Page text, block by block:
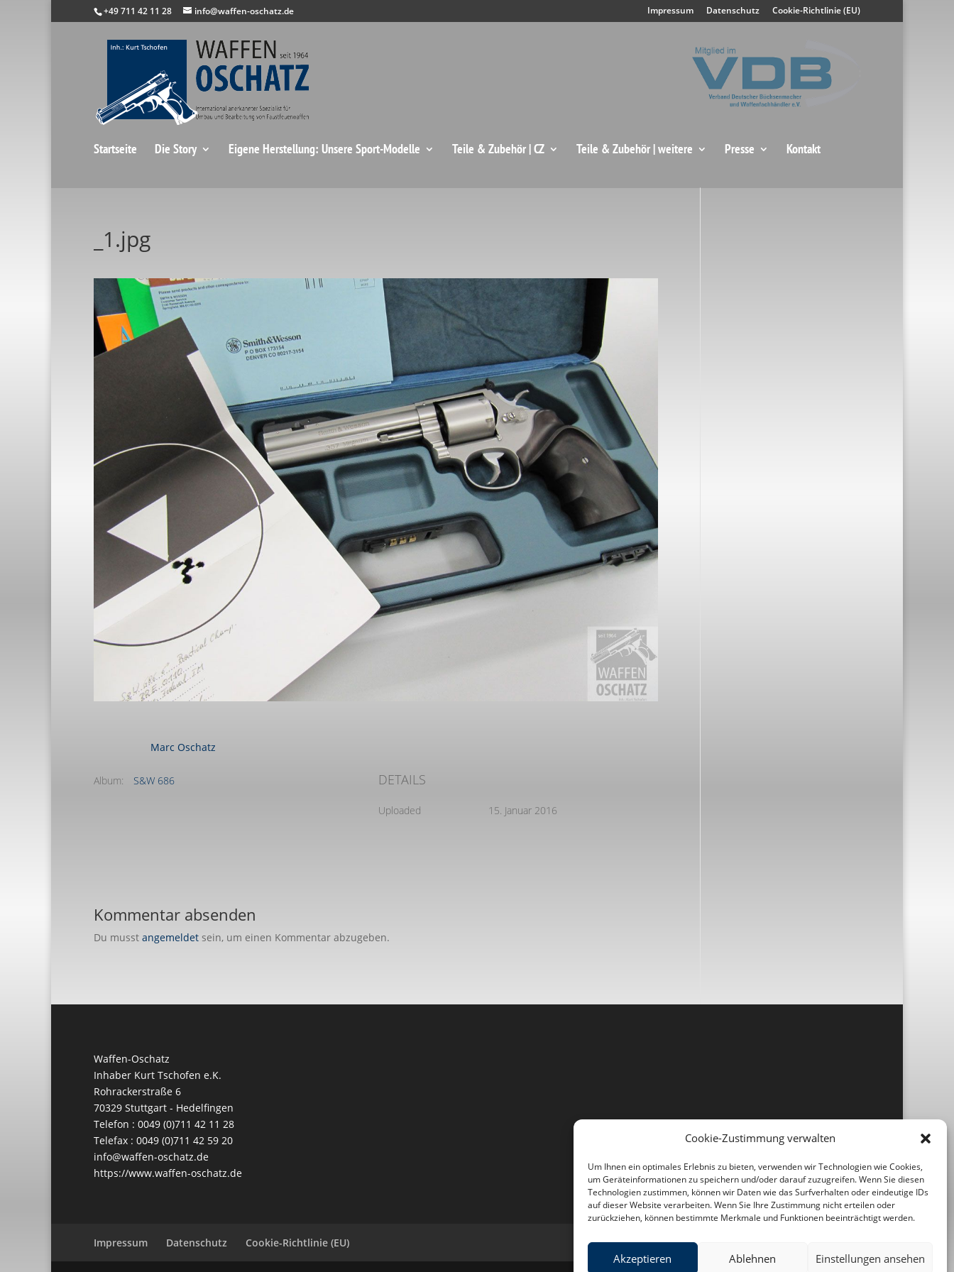
Cookie-Zustimmung verwalten
Um Ihnen ein optimales Erlebnis zu bieten, verwenden wir Technologien wie Cookies,
um Geräteinformationen zu speichern und/oder darauf zuzugreifen. Wenn Sie diesen
Technologien zustimmen, können wir Daten wie das Surfverhalten oder eindeutige IDs
auf dieser Website verarbeiten. Wenn Sie Ihre Zustimmung nicht erteilen oder
zurückziehen, können bestimmte Merkmale und Funktionen beeinträchtigt werden.
Akzeptieren Ablehnen Einstellungen ansehen
+49 711 42 11 28 info@waffen-oschatz.de Impressum Datenschutz Cookie-Richtlinie (EU)
Startseite Die Story Eigene Herstellung: Unsere Sport-Modelle Teile & Zubehör | CZ Teile & Zubehör | weitere Presse Kontakt
_1.jpg
Marc Oschatz
Album: S&W 686 DETAILS
Uploaded 15. Januar 2016
Kommentar absenden
Du musst angemeldet sein, um einen Kommentar abzugeben.
Waffen-Oschatz
Inhaber Kurt Tschofen e.K.
Rohrackerstraße 6
70329 Stuttgart - Hedelfingen
Telefon : 0049 (0)711 42 11 28
Telefax : 0049 (0)711 42 59 20
info@waffen-oschatz.de
https://www.waffen-oschatz.de
Impressum Datenschutz Cookie-Richtlinie (EU)